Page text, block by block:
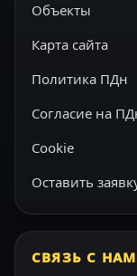
Объекты
Карта сайта
Политика ПДн
Согласие на
Cookie
Оставить
СВЯЗЬ С